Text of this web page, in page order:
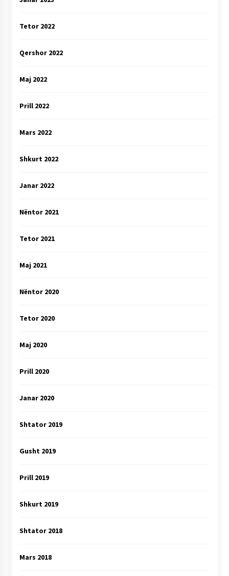
Tetor 2022
Qershor 2022
Maj 2022
Prill 2022
Mars 2022
Shkurt 2022
Janar 2022
Nëntor 2021
Tetor 2021
Maj 2021
Nëntor 2020
Tetor 2020
Maj 2020
Prill 2020
Janar 2020
Shtator 2019
Gusht 2019
Prill 2019
Shkurt 2019
Shtator 2018
Mars 2018